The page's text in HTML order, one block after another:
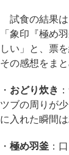
試食の結果は
「象印『極め
しい」と、票
その感想をま
・ おどり炊き
ツブの周りが
に入れた瞬間
・ 極め羽釜：